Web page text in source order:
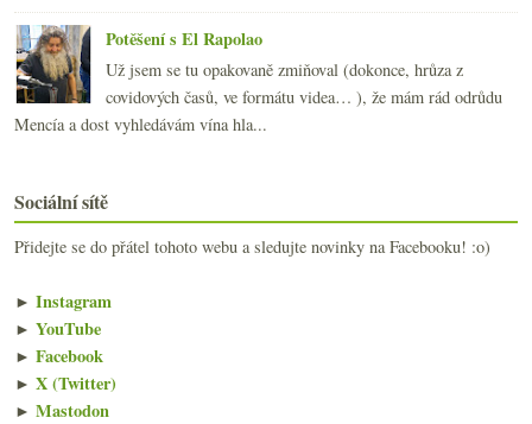
Potěšení s El Rapolao
Už jsem se tu opakovaně zmiňoval (dokonce, hrůza z
covidových časů, ve formátu videa… ), že mám rád odrůdu
Mencía a dost vyhledávám vína hla...
Sociální sítě
Přidejte se do přátel tohoto webu a sledujte novinky na Facebooku! :o)
► Instagram
► YouTube
► Facebook
► X (Twitter)
► Mastodon